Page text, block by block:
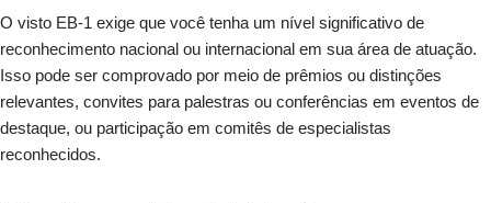
O visto EB-1 exige que você tenha um nível significativo de
reconhecimento nacional ou internacional em sua área de atuação.
Isso pode ser comprovado por meio de prêmios ou distinções
relevantes, convites para palestras ou conferências em eventos de
destaque, ou participação em comitês de especialistas
reconhecidos.